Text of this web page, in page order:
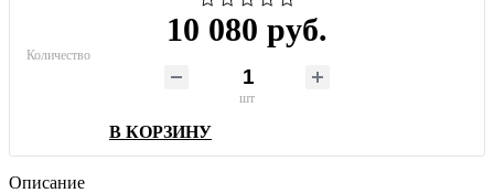
10 080 руб.
Количество
шт
В КОРЗИНУ
Описание